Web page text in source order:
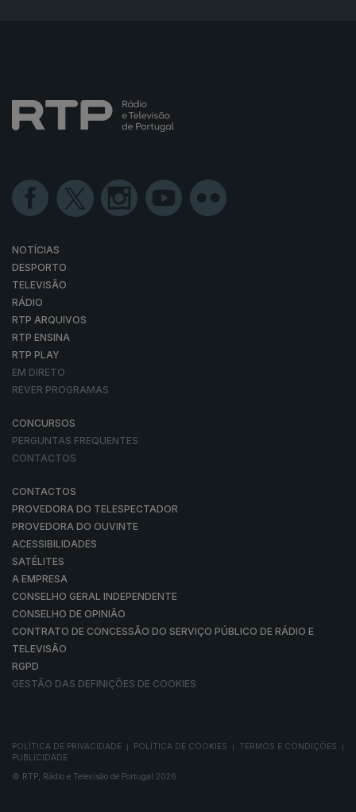
NOTÍCIAS
DESPORTO
TELEVISÃO
RÁDIO
RTP ARQUIVOS
RTP ENSINA
RTP PLAY
EM DIRETO
REVER PROGRAMAS
CONCURSOS
PERGUNTAS FREQUENTES
CONTACTOS
CONTACTOS
PROVEDORA DO TELESPECTADOR
PROVEDORA DO OUVINTE
ACESSIBILIDADES
SATÉLITES
A EMPRESA
CONSELHO GERAL INDEPENDENTE
CONSELHO DE OPINIÃO
CONTRATO DE CONCESSÃO DO SERVIÇO PÚBLICO DE RÁDIO E
TELEVISÃO
RGPD
GESTÃO DAS DEFINIÇÕES DE COOKIES
POLÍTICA DE PRIVACIDADE POLÍTICA DE COOKIES TERMOS E CONDIÇÕES
PUBLICIDADE
© RTP, Rádio e Televisão de Portugal 2026